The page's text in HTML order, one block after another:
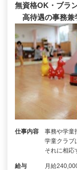
無資格OK・ブラ
高待遇の事務兼
仕事内容
事務や学童
学童クラブ
それに相応
給与 月給